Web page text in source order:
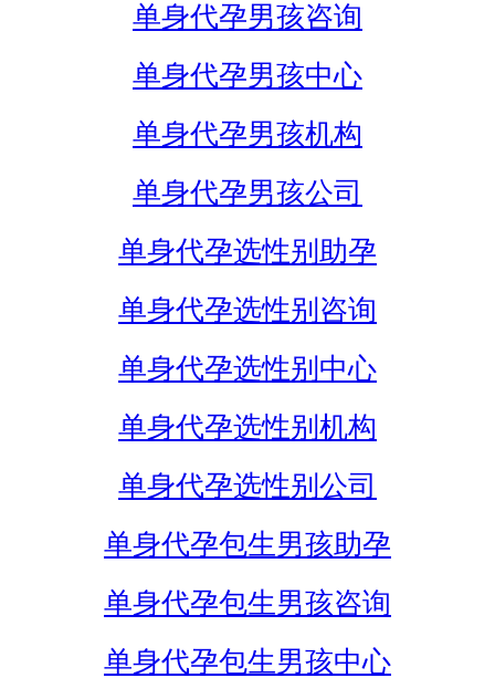
单身代孕男孩咨询
单身代孕男孩中心
单身代孕男孩机构
单身代孕男孩公司
单身代孕选性别助孕
单身代孕选性别咨询
单身代孕选性别中心
单身代孕选性别机构
单身代孕选性别公司
单身代孕包生男孩助孕
单身代孕包生男孩咨询
单身代孕包生男孩中心